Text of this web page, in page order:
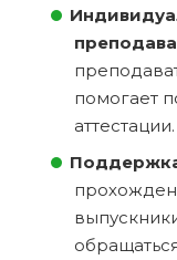
помогает
аттестации.